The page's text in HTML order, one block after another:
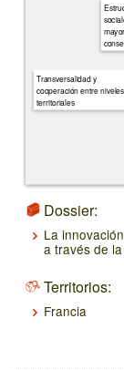
Transversalidad y
cooperación entre niveles
territoriales
Dossier:
La
a través de
Territorios:
Francia